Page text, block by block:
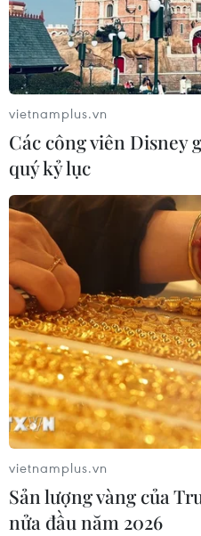
05/08/2026 03:47
Mùa dâu Hạ
đặc sản của vùng đất Tây
05/08/2026 03:42
Thường trực Ban
Cẩm Tú dự Phiên họp
ngoại Đảng và Đối ngoại
05/08/2026 02:49
Nét quê mộc mạc
phường Vị Thanh giữa
phố Cần Thơ
05/08/2026 02:00
Tổng Bí thư, Chủ
tiếp Đại sứ, Đại biện các
04/08/2026 12:58
vietnamplus.vn
Các công viên Disney
quý kỷ lục
vietnamplus.vn
Sản lượng vàng của
nửa đầu năm 2026